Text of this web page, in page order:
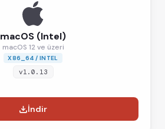
macOS (Intel)
macOS 12 ve üzeri
X86_64 / INTEL
v1.0.13
İndir